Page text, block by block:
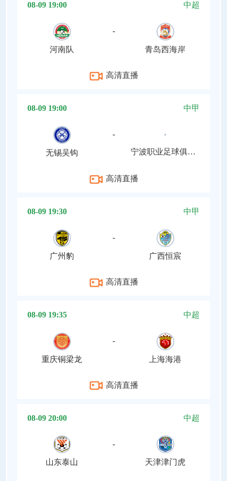
08-09 19:00 中超
河南队
-
青岛西海岸
高清直播
08-09 19:00 中甲
无锡吴钩
-
宁波职业足球俱乐部
高清直播
08-09 19:30 中甲
广州豹
-
广西恒宸
高清直播
08-09 19:35 中超
重庆铜梁龙
-
上海海港
高清直播
08-09 20:00 中超
山东泰山
-
天津津门虎